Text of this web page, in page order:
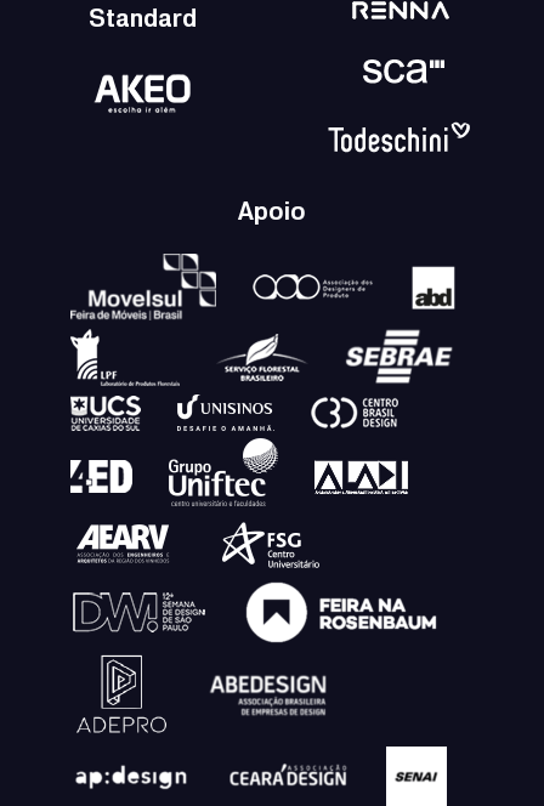
Standard
Apoio